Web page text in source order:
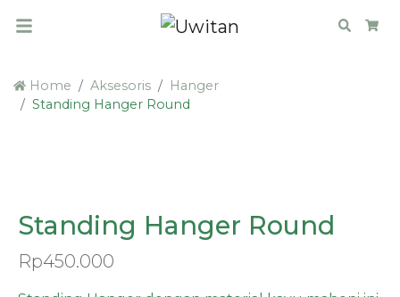
Search
Home Aksesoris
Hanger
Standing Hanger Round
Standing Hanger Round
Rp450.000